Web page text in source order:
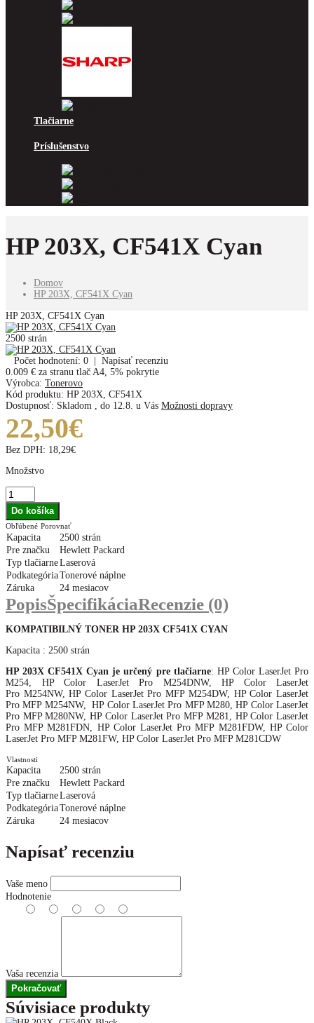
Tlačiarne
Príslušenstvo
HP 203X, CF541X Cyan
Domov
HP 203X, CF541X Cyan
HP 203X, CF541X Cyan
2500 strán
Počet hodnotení: 0
Napísať recenziu
0.009 € za stranu tlač A4, 5% pokrytie
Výrobca: Tonerovo
Kód produktu: HP 203X, CF541X
Dostupnosť: Skladom do 12.8. u Vás Možnosti dopravy
22,50€
Bez DPH: 18,29€
Množstvo
Obľúbené Porovnať
Kapacita
2500 strán
Pre značku
Hewlett Packard
Typ tlačiarneLaserová
PodkategóriaTonerové náplne
Záruka
24 mesiacov
PopisŠpecifikáciaRecenzie (0)
KOMPATIBILNÝ TONER HP 203X CF541X CYAN
Kapacita : 2500 strán
HP 203X CF541X Cyan je určený pre tlačiarne: HP Color LaserJet Pro
M254, HP Color LaserJet Pro M254DNW, HP Color LaserJet
Pro M254NW, HP Color LaserJet Pro MFP M254DW, HP Color LaserJet
Pro MFP M254NW, HP Color LaserJet Pro MFP M280, HP Color LaserJet
Pro MFP M280NW, HP Color LaserJet Pro MFP M281, HP Color LaserJet
Pro MFP M281FDN, HP Color LaserJet Pro MFP M281FDW, HP Color
LaserJet Pro MFP M281FW, HP Color LaserJet Pro MFP M281CDW
Vlastnosti
Kapacita
2500 strán
Pre značku
Hewlett Packard
Typ tlačiarneLaserová
PodkategóriaTonerové náplne
Záruka
24 mesiacov
Napísať recenziu
Vaše meno
Hodnotenie
Vaša recenzia
Pokračovať
Súvisiace produkty